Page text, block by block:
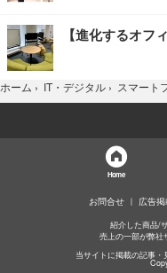
【進化するオフ
ホーム › IT・デジタル › スマート
Home
お問合せ 広告
紹介した商品/
売上の一部が弊社
当サイトに掲載の記事・